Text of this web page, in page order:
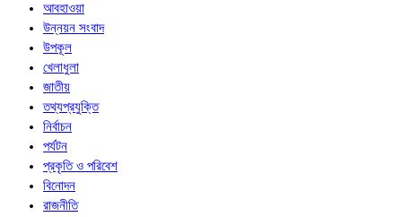
আবহাওয়া
উন্নয়ন সংবাদ
উপকূল
খেলাধুলা
জাতীয়
তথ্যপ্রযুক্তি
নির্বাচন
পর্যটন
প্রকৃতি ও পরিবেশ
বিনোদন
রাজনীতি